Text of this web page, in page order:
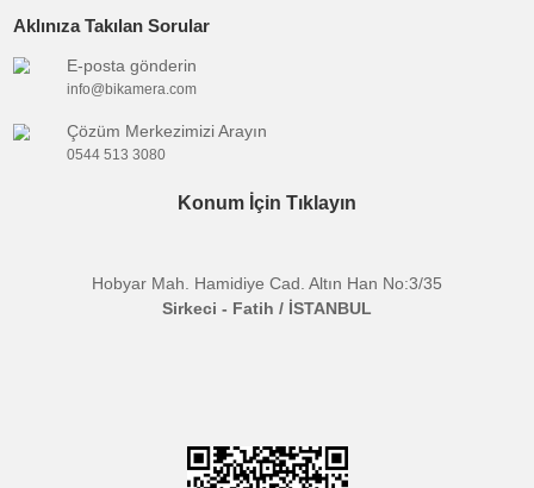
Ürün fiyatı diğer sitelerden daha pahalı.
Bu ürüne benzer farklı alternatifler olmalı.
Gönder
BİKAMERA.COM